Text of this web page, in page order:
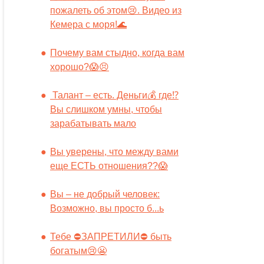
пожалеть об этом😢. Видео из
Кемера с моря!🌊
Почему вам стыдно, когда вам
хорошо?😱😣
Талант – есть. Деньги💰 где⁉️
Вы слишком умны, чтобы
зарабатывать мало
Вы уверены, что между вами
еще ЕСТЬ отношения??😱
Вы – не добрый человек:
Возможно, вы просто б...ь
Тебе ⛔️ЗАПРЕТИЛИ⛔️ быть
богатым😢😬